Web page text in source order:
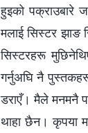
हुइको पक्राउबारे
मलाई सिस्टर झाङ
सिस्टरहरू
गर्नुअघि नै पुस्तकहरू
डराएँ। मैले मनमनै
थाहा छैन। कृपया